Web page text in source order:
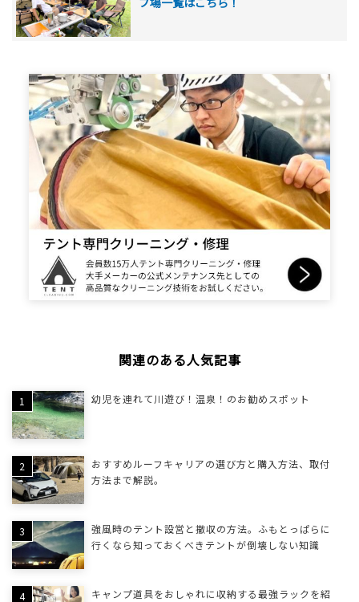
関連のある人気記事
幼児を連れて川遊び！温泉！のお勧めスポット
おすすめルーフキャリアの選び方と購入方法、取付
方法まで解説。
強風時のテント設営と撤収の方法。ふもとっぱらに
行くなら知っておくべきテントが倒壊しない知識
キャンプ道具をおしゃれに収納する最強ラックを紹